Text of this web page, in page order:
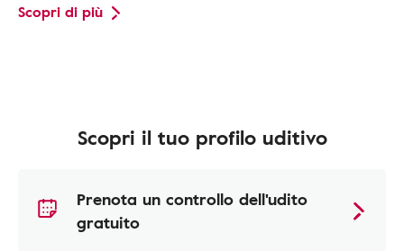
Scopri di più
Scopri il tuo profilo uditivo
Prenota un controllo dell'udito
gratuito